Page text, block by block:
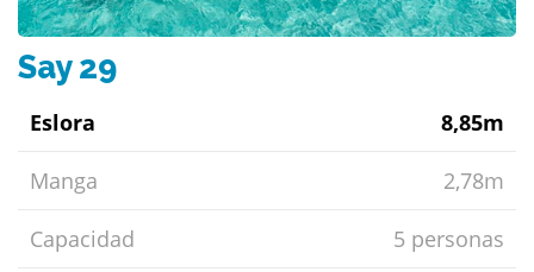
Say 29
Eslora 8,85m
Manga 2,78m
Capacidad 5 personas